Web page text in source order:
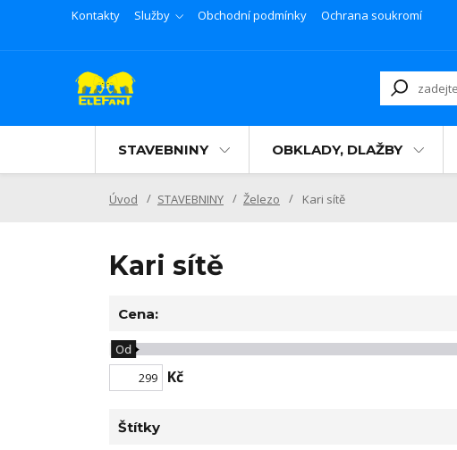
Kontakty Služby Obchodní podmínky Ochrana soukromí
STAVEBNINY OBKLADY, DLAŽBY
Úvod STAVEBNINY Železo Kari sítě
Kari sítě
Cena:
Kč
Od
Štítky